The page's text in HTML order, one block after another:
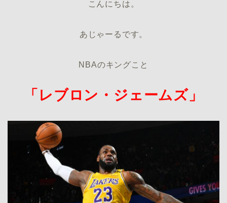
こんにちは。
あじゃーるです。
NBAのキングこと
「レブロン・ジェームズ」